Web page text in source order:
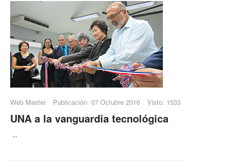
Web Master Publicación: 07 Octubre 2016 Visto: 1533
UNA a la vanguardia tecnológica
...